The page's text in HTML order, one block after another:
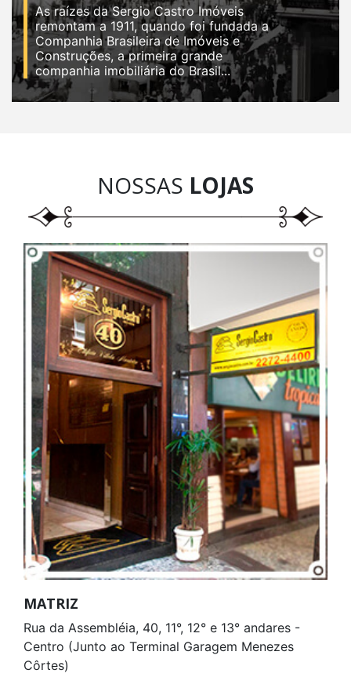
As raízes da Sergio Castro Imóveis
remontam a 1911, quando foi fundada a
Companhia Brasileira de Imóveis e
Construções, a primeira grande
companhia imobiliária do Brasil...
NOSSAS LOJAS
MATRIZ
Rua da Assembléia, 40, 11°, 12° e 13° andares -
Centro (Junto ao Terminal Garagem Menezes
Côrtes)